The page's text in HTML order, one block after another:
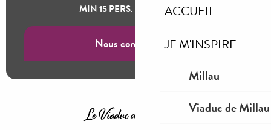
ACCUEIL
JE M'INSPIRE
Millau
Viaduc de Millau
Un journée parfaitement adaptée aux groupes dans la
programmation des autocaristes & associations.
MIN 15 PERS.
MAX 36 PERS.
Nous contacter !
Le Viaduc de bas en haut